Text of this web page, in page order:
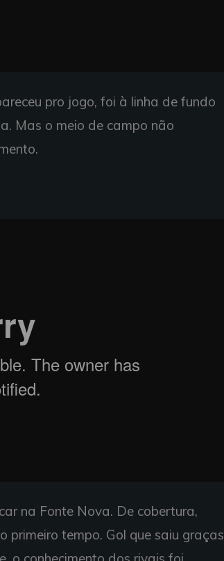
pro jogo, foi à linha de fundo
Mas o meio de campo não
na Fonte Nova. De cobertura,
tempo. Gol que saiu graças